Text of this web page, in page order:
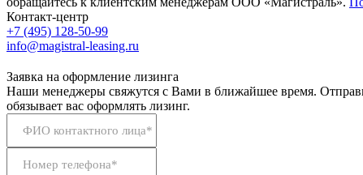
Контакт-центр
+7 (495) 128-50-99
info@magistral-leasing.ru
Заявка на оформление лизинга
Наши менеджеры свяжутся с Вами в ближайшее время.
обязывает вас оформлять лизинг.
ФИО контактного лица*
Номер телефона*